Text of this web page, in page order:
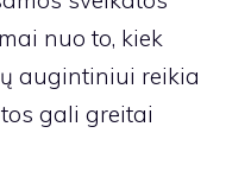
nuo to, kiek
augintiniui reikia
gali greitai